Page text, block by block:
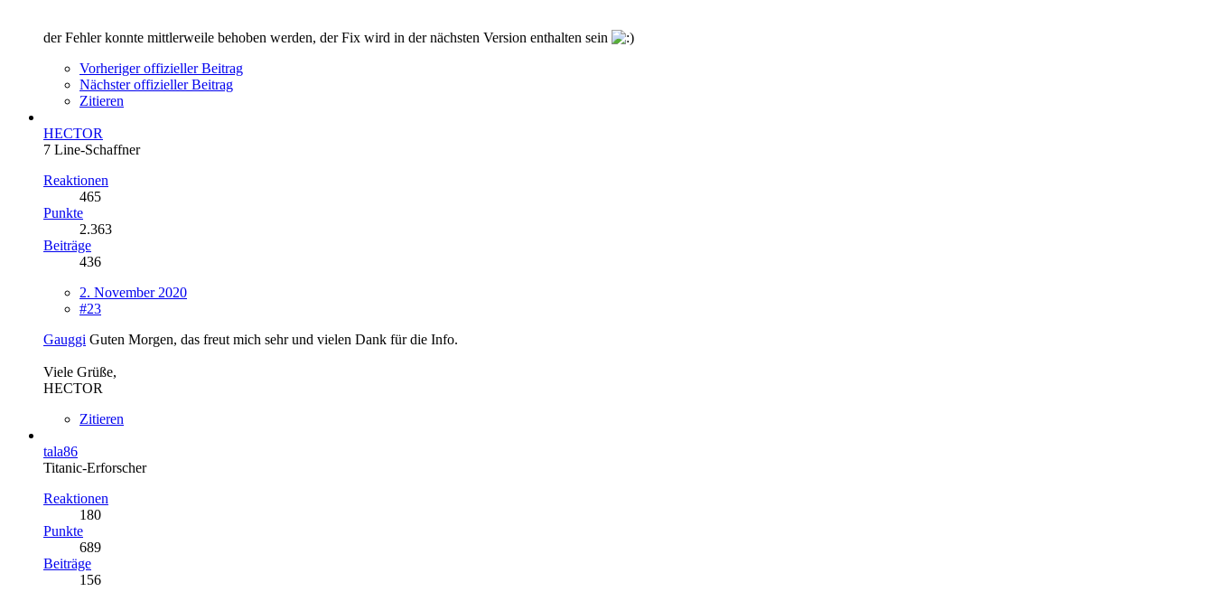
der Fehler konnte mittlerweile behoben werden, der Fix wird in der nächsten Version enthalten sein
Vorheriger offizieller Beitrag
Nächster offizieller Beitrag
Zitieren
HECTOR
7 Line-Schaffner
Reaktionen
465
Punkte
2.363
Beiträge
436
2. November 2020
#23
Gauggi Guten Morgen, das freut mich sehr und vielen Dank für die Info.
Viele Grüße,
HECTOR
Zitieren
tala86
Titanic-Erforscher
Reaktionen
180
Punkte
689
Beiträge
156